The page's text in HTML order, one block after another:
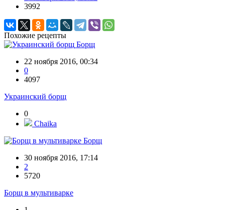
3992
Похожие рецепты
Борщ
22 ноября 2016, 00:34
0
4097
Украинский борщ
0
Chaika
Борщ
30 ноября 2016, 17:14
2
5720
Борщ в мультиварке